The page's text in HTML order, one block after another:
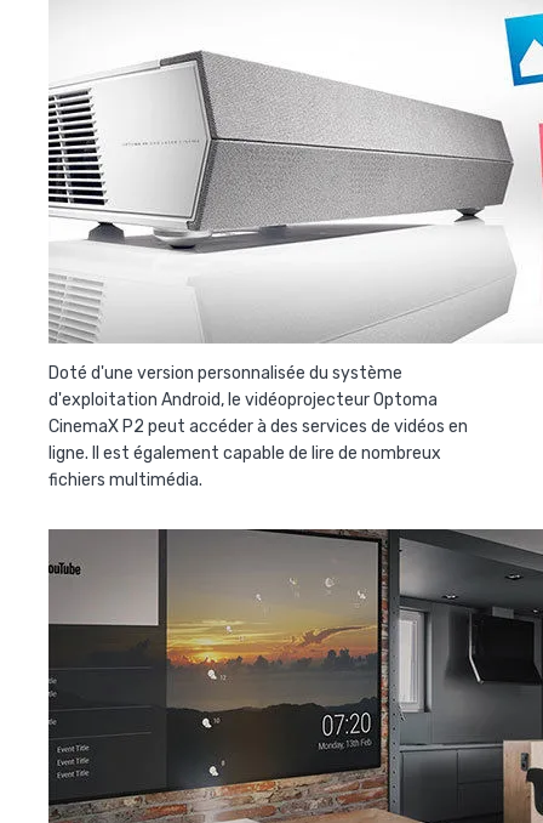
Doté d'une version personnalisée du système
d'exploitation Android, le vidéoprojecteur Optoma
CinemaX P2 peut accéder à des services de vidéos en
ligne. Il est également capable de lire de nombreux
fichiers multimédia.